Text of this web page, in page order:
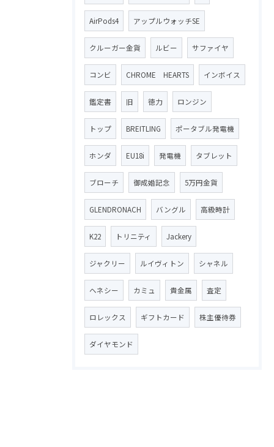
AirPods4 アップルウォッチSE
クルーガー金貨 ルビー サファイヤ
コンビ CHROME HEARTS インボイス
鑑定書 旧 徳力 ロンジン
トップ BREITLING ポータブル発電機
ホンダ EU18i 発電機 タブレット
ブローチ 御成婚記念 5万円金貨
GLENDRONACH バングル 高級時計
K22 トリニティ Jackery
ジャクリー ルイヴィトン シャネル
ヘネシー カミュ 貴金属 査定
ロレックス ギフトカード 株主優待券
ダイヤモンド